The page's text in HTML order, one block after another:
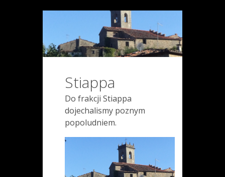
Stiappa
Do frakcji Stiappa
dojechalismy poznym
popoludniem.